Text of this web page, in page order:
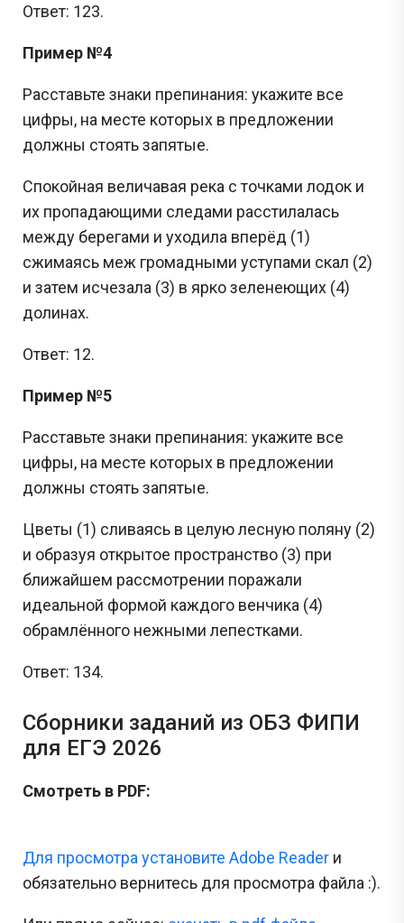
Ответ: 123.
Пример №4
Расставьте знаки препинания: укажите все
цифры, на месте которых в предложении
должны стоять запятые.
Спокойная величавая река с точками лодок и
их пропадающими следами расстилалась
между берегами и уходила вперёд (1)
сжимаясь меж громадными уступами скал (2)
и затем исчезала (3) в ярко зеленеющих (4)
долинах.
Ответ: 12.
Пример №5
Расставьте знаки препинания: укажите все
цифры, на месте которых в предложении
должны стоять запятые.
Цветы (1) сливаясь в целую лесную поляну (2)
и образуя открытое пространство (3) при
ближайшем рассмотрении поражали
идеальной формой каждого венчика (4)
обрамлённого нежными лепестками.
Ответ: 134.
Сборники заданий из ОБЗ ФИПИ
для ЕГЭ 2026
Смотреть в PDF:
Для просмотра установите Adobe Reader и
обязательно вернитесь для просмотра файла :).